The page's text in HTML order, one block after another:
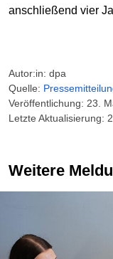
anschließend vier
Autor:in: dpa
Quelle:
Veröffentlichung: 23.
Letzte Aktualisierung:
Weitere